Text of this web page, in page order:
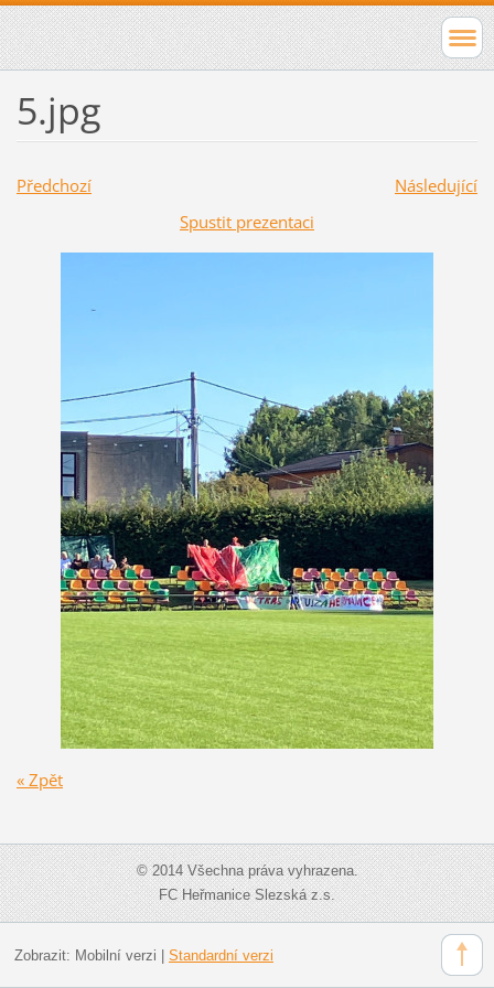
5.jpg
Předchozí
Následující
Spustit prezentaci
« Zpět
© 2014 Všechna práva vyhrazena.
FC Heřmanice Slezská z.s.
Zobrazit: Mobilní verzi Standardní verzi